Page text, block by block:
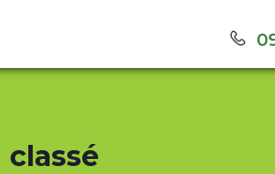
classé